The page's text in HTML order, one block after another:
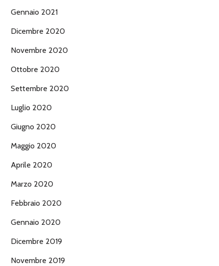
Gennaio 2021
Dicembre 2020
Novembre 2020
Ottobre 2020
Settembre 2020
Luglio 2020
Giugno 2020
Maggio 2020
Aprile 2020
Marzo 2020
Febbraio 2020
Gennaio 2020
Dicembre 2019
Novembre 2019